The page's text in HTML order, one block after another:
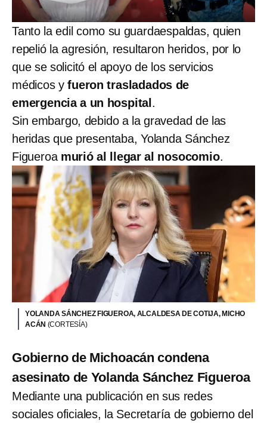
Tanto la edil como su guardaespaldas, quien
repelió la agresión, resultaron heridos, por lo
que se solicitó el apoyo de los servicios
médicos yfueron trasladados de
emergencia a un hospital .
Sin embargo, debido a la gravedad de las
heridas que presentaba, Yolanda Sánchez
Figueroa murió al llegar al nosocomio.
YOLANDA SÁNCHEZ FIGUEROA, ALCALDESA DE COTIJA, MICHO
ACÁN (CORTESÍA)
Gobierno de Michoacán condena
asesinato de Yolanda Sánchez Figueroa
Mediante una publicación en sus redes
sociales oficiales, la Secretaría de gobierno del